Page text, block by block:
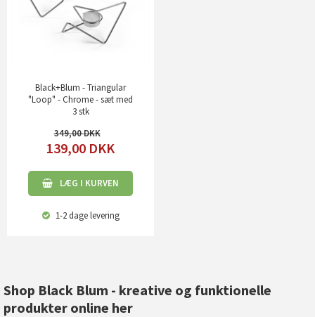
Black+Blum - Triangular
"Loop" - Chrome - sæt med
3 stk
349,00
139,00 DKK
LÆG I KURVEN
1-2 dagelevering
Shop Black Blum - kreative og funktionelle
produkter online her